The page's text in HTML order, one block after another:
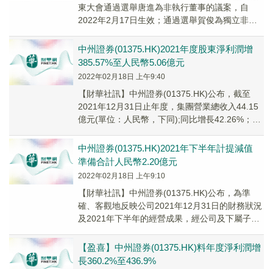
東大會通過選舉唐進為非執行董事的議案，自
2022年2月17日生效；通過選舉賀俊為獨立非執
中州證券(01375.HK)2021年度股東淨利潤增
385.57%至人民幣5.06億元
2022年02月18日 上午9:40
【財華社訊】中州證券(01375.HK)公布，截至
2021年12月31日止年度，集團營業總收入44.15
億元(單位：人民幣，下同);同比增長42.26%；利
中州證券(01375.HK)2021年下半年計提減值
準備合計人民幣2.20億元
2022年02月18日 上午9:10
【財華社訊】中州證券(01375.HK)公布，為準
確、客觀地反映公司2021年12月31日的財務狀況
及2021年下半年的經營成果，經公司及下屬子公
【盈喜】中州證券(01375.HK)料年度淨利潤增
長360.2%至436.9%